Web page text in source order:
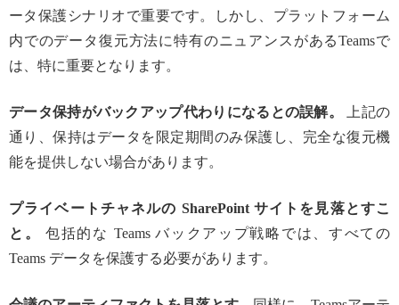
ータ保護シナリオで重要です。しかし、プラットフォーム
内でのデータ復元方法に特有のニュアンスがあるTeamsで
は、特に重要となります。
データ保持がバックアップ代わりになるとの誤解。
上記の
通り、保持はデータを限定期間のみ保護し、完全な復元機
能を提供しない場合があります。
プライベートチャネルの SharePoint サイトを見落とすこ
と。
包括的な Teams バックアップ戦略では、すべての
Teams データを保護する必要があります。